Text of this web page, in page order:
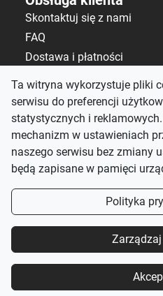
Ta witryna wykorzystuje pliki
serwisu do preferencji
statystycznych i
mechanizm w ustawieniach
naszego serwisu bez zmiany
będą zapisane w pamięci
Polityka
Skontaktuj się z nami
FAQ
Dostawa i płatności
Kontakt
salon@alematerace.pl
+48 535 808 298
pn-pt: 10:00–19:00,
sb: 9:00–15:00
Śledź nas
©SANZARU